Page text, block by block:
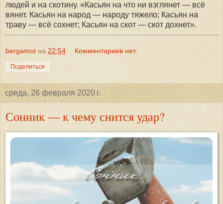
людей и на скотину. «Касьян на что ни взглянет — всё
вянет. Касьян на народ — народу тяжело; Касьян на
траву — всё сохнет; Касьян на скот — скот дохнет».
bergamot на 22:54 Комментариев нет:
Поделиться
среда, 26 февраля 2020 г.
Сонник — к чему снится удар?